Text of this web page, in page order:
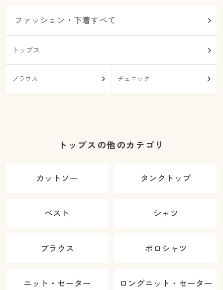
ファッション・下着すべて
トップス
ブラウス チュニック
トップスの他のカテゴリ
カットソー タンクトップ
ベスト シャツ
ブラウス ポロシャツ
ニット・セーター ロングニット・セーター